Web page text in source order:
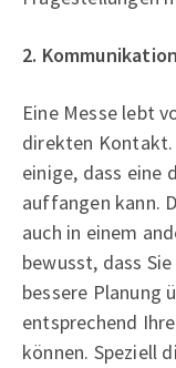
2.
Eine Messe lebt
direkten Kontakt.
einige, dass eine
auffangen kann.
auch in einem
bewusst, dass
bessere Planung
entsprechend
können. Speziell